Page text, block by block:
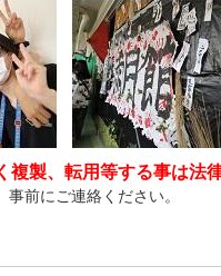
製、転用等する事は法
前にご連絡ください。